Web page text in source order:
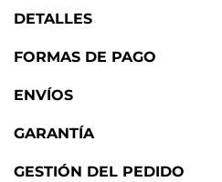
DETALLES
FORMAS DE PAGO
ENVÍOS
GARANTÍA
GESTIÓN DEL PEDIDO